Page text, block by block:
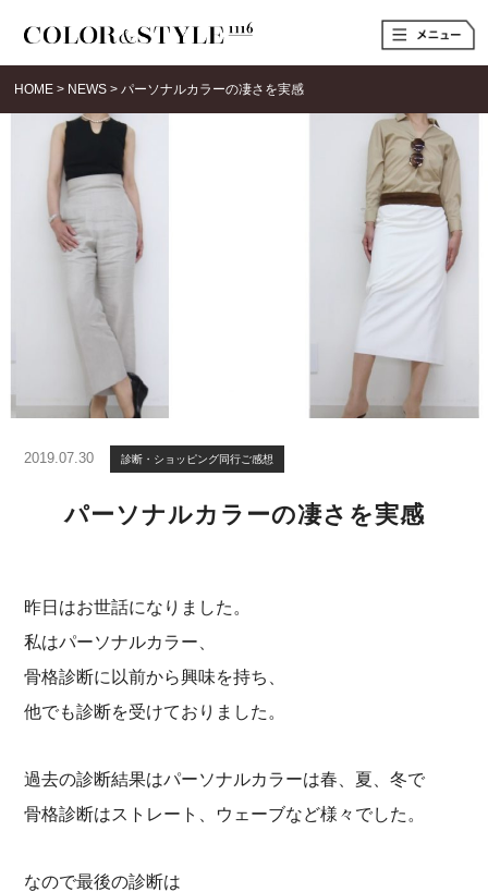
t
o
e
n
v
i
g
a
o
n
HOME > NEWS >パーソナルカラーの凄さを実感
2019.07.30 診断・ショッピング同行ご感想
パーソナルカラーの凄さを実感
昨日はお世話になりました。
私はパーソナルカラー、
骨格診断に以前から興味を持ち、
他でも診断を受けておりました。
過去の診断結果はパーソナルカラーは春、夏、冬で
骨格診断はストレート、ウェーブなど様々でした。
なので最後の診断は